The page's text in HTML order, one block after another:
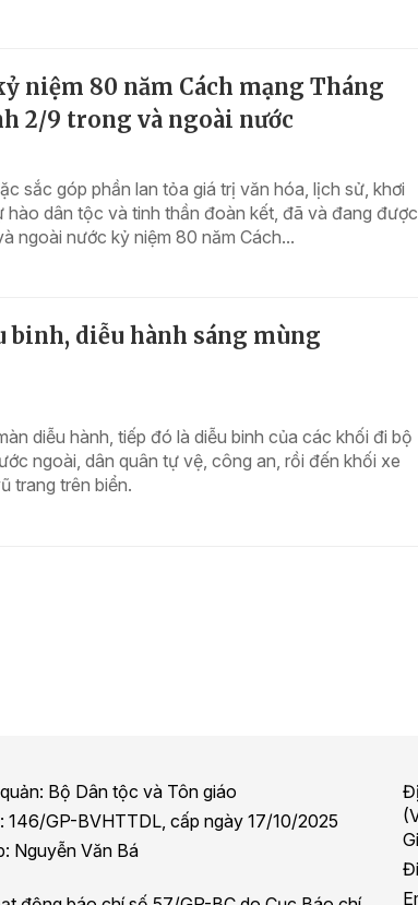
niệm 80 năm Cách mạng Tháng
2/9 trong và ngoài nước
sắc góp phần lan tỏa giá trị văn hóa, lịch sử, khơi
hào dân tộc và tinh thần đoàn kết, đã và đang được
ngoài nước kỷ niệm 80 năm Cách...
diễu hành sáng mùng
diễu hành, tiếp đó là diễu binh của các khối đi bộ
ngoài, dân quân tự vệ, công an, rồi đến khối xe
trang trên biển.
Bộ Dân tộc và Tôn giáo
146/GP-BVHTTDL, cấp ngày 17/10/2025
Nguyễn Văn Bá